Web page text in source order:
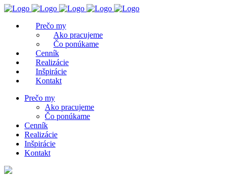
Prečo my
Ako pracujeme
Čo ponúkame
Cenník
Realizácie
Inšpirácie
Kontakt
Prečo my
Ako pracujeme
Čo ponúkame
Cenník
Realizácie
Inšpirácie
Kontakt